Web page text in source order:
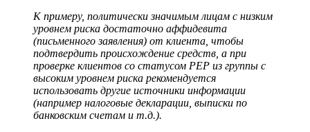
К примеру, политически значимым лицам с низким
уровнем риска достаточно аффидевита
(письменного заявления) от клиента, чтобы
подтвердить происхождение средств, а при
проверке клиентов со статусом PEP из группы с
высоким уровнем риска рекомендуется
использовать другие источники информации
(например налоговые декларации, выписки по
банковским счетам и т.д.).